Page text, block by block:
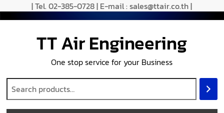
| Tel. 02-385-0728 | E-mail : sales@ttair.co.th |
TT Air Engineering
One stop service for your Business